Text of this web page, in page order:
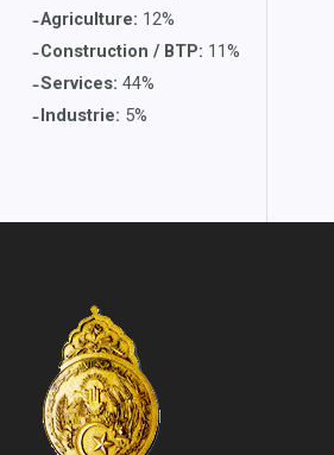
̵ Agriculture: 12%
̵ Construction / BTP: 11%
̵ Services: 44%
̵ Industrie: 5%